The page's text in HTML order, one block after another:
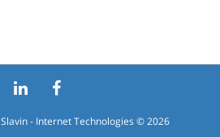
Slavin - Internet Technologies © 2026